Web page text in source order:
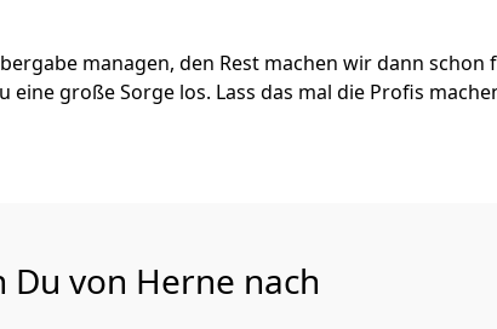
managen, den Rest machen wir dann
eine große Sorge los. Lass das mal die Profis
von Herne nach